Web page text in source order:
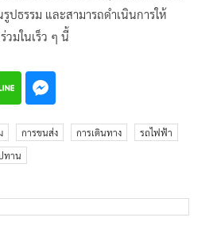
ปธรรม และสามารถดำเนินการให้
วมในเร็ว ๆ นี้
การขนส่ง การเดินทาง
รถไฟฟ้า
ทาน